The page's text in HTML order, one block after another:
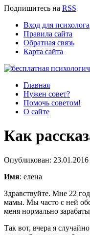
Подпишитесь на RSS
Вход для психолога
Правила сайта
Обратная связь
Карта сайта
Главная
Нужен совет?
Помочь советом!
О сайте
Как
Опубликован:
Имя: елена
Здравствуйте. Мне 22
мамы. Мы часто с ней
меня нормально
Так вот, вчера я